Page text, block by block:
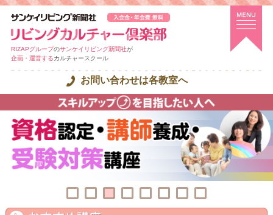
RIZAPグループのサンケイリビング新聞社が
企画・運営するカルチャースクール
お問い合わせは各教室へ